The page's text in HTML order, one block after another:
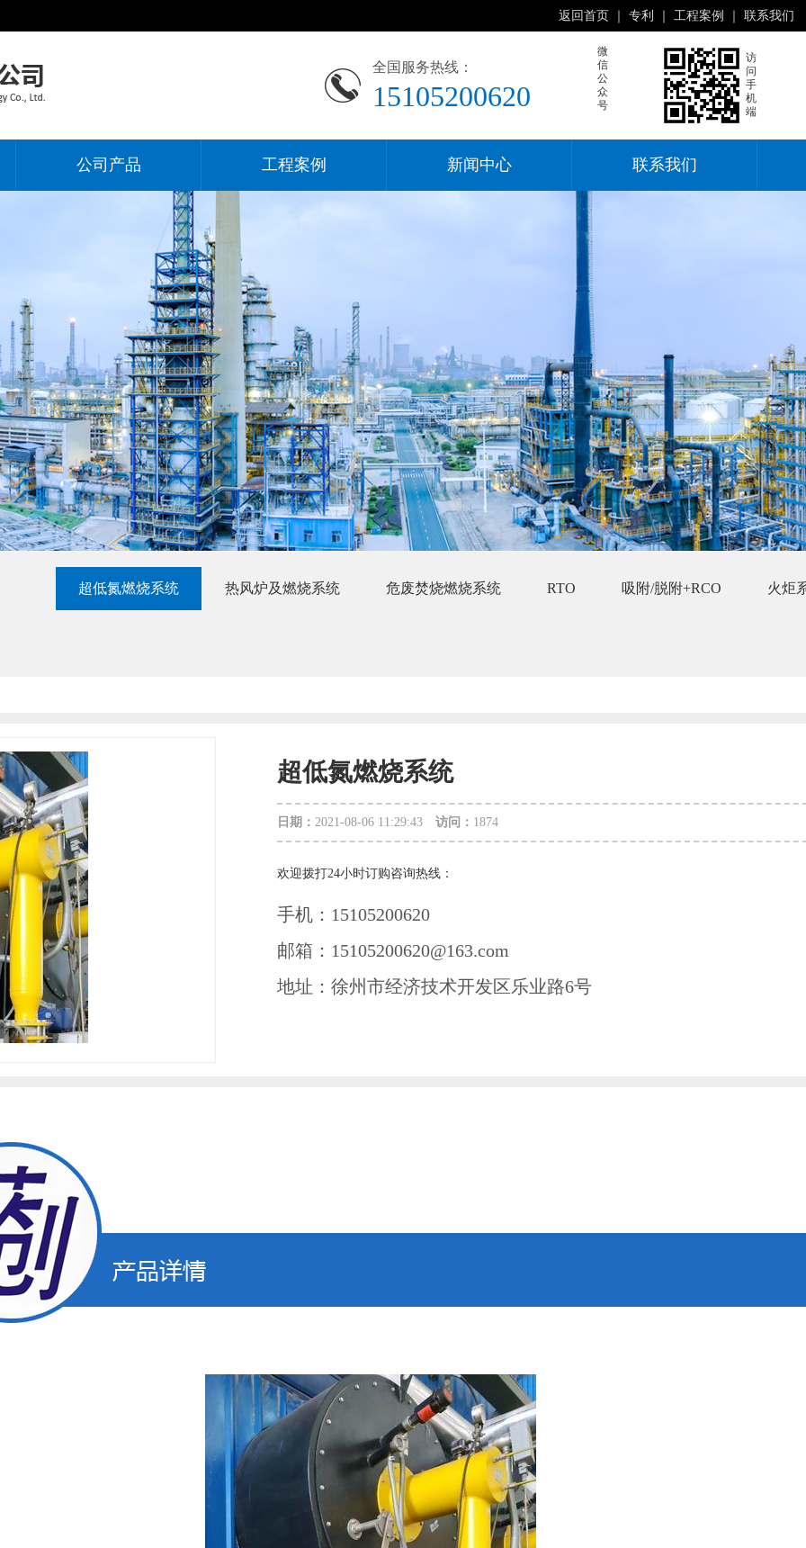
返回首页 专利 工程案例 联系我们
微
信
公
众
号
访
问
手
机
端
全国服务热线：
15105200620
公司产品 工程案例 新闻中心 联系我们
超低氮燃烧系统 热风炉及燃烧系统 危废焚烧燃烧系统 RTO 吸附/脱附+RCO 火炬
超低氮燃烧系统
日期： 2021-08-06 11:29:43 访问： 1874
欢迎拨打24小时订购咨询热线：
手机：15105200620
邮箱：15105200620@163.com
地址：徐州市经济技术开发区乐业路6号